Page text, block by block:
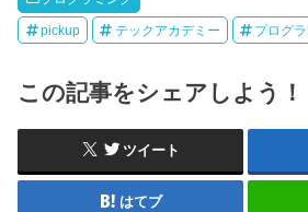
pickup テックアカデミー プログ
この記事をシェアしよう！
ツイート
はてブ